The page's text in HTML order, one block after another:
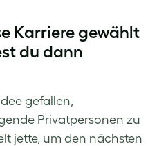
Karriere gewählt
du dann
gefallen,
Privatpersonen zu
jette, um den nächsten